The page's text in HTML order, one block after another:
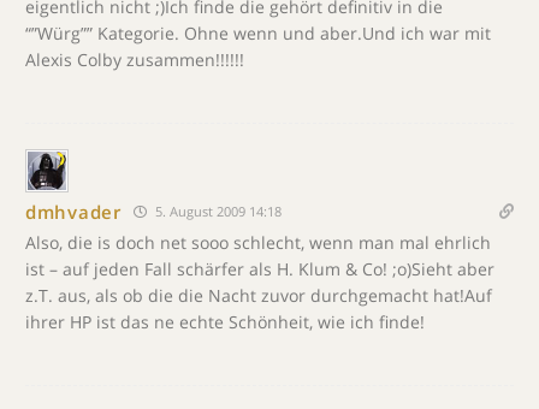
eigentlich nicht ;)Ich finde die gehört definitiv in die
“”Würg”” Kategorie. Ohne wenn und aber.Und ich war mit
Alexis Colby zusammen!!!!!!
dmhvader 5. August 2009 14:18
Also, die is doch net sooo schlecht, wenn man mal ehrlich
ist – auf jeden Fall schärfer als H. Klum & Co! ;o)Sieht aber
z.T. aus, als ob die die Nacht zuvor durchgemacht hat!Auf
ihrer HP ist das ne echte Schönheit, wie ich finde!